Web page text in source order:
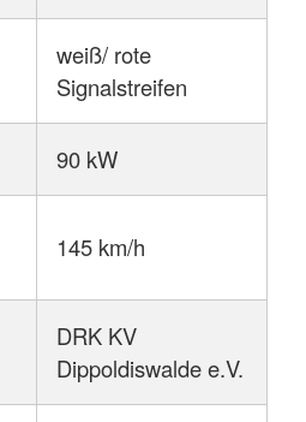
weiß/ rote
Signalstreifen
90 kW
145 km/h
DRK KV
Dippoldiswalde e.V.